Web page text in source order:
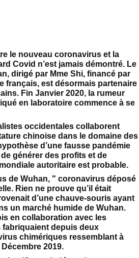
le nouveau coronavirus et la
Covid n’est jamais démontré. Le
dirigé par Mme Shi, financé par
français, est désormais partenaire
Fin Janvier 2020, la rumeur
en laboratoire commence à se
occidentales collaborent
chinoise dans le domaine des
d’une fausse pandémie
générer des profits et de
autoritaire est probable.
de Wuhan, " coronavirus déposé
Rien ne prouve qu’il était
d’une chauve-souris ayant
un marché humide de Wuhan.
en collaboration avec les
depuis deux
chimériques ressemblant à
2019.